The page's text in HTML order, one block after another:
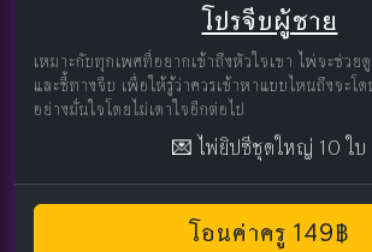
โปรจีบผู้ชาย
เหมาะกับทุกเพศที่อยากเข้าถึงหัวใจเขา ไพ่จะช่วย
และชี้ทางจีบ เพื่อให้รู้ว่าควรเข้าหาแบบไหนถึงจะโ
อย่างมั่นใจโดยไม่เดาใจอีกต่อไป
💌 ไพ่ยิปซีชุดใหญ่ 10 ใบ
โอนค่าครู 149฿